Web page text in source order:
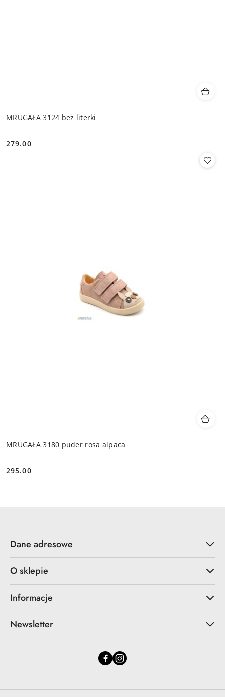
MRUGAŁA 3124 beż literki
Cena:
279.00
MRUGAŁA 3180 puder rosa alpaca
Cena:
295.00
Dane adresowe
O sklepie
Informacje
Newsletter